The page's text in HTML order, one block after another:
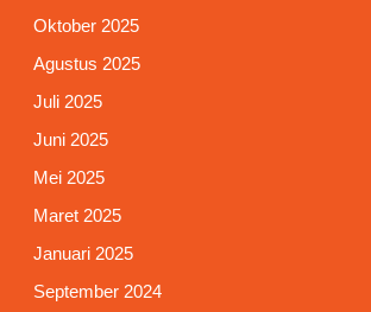
Oktober 2025
Agustus 2025
Juli 2025
Juni 2025
Mei 2025
Maret 2025
Januari 2025
September 2024